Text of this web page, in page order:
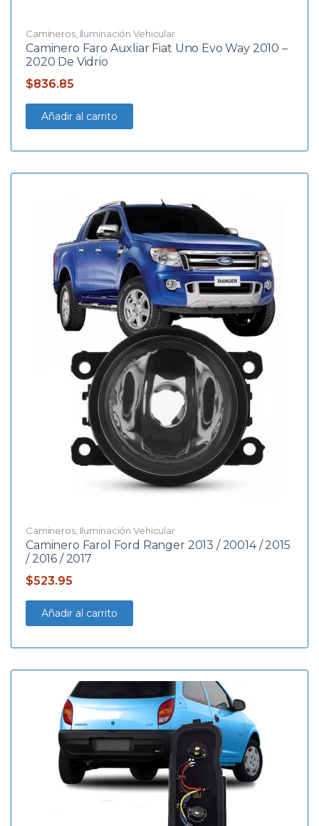
Camineros, Iluminación Vehicular
Caminero Faro Auxliar Fiat Uno Evo Way 2010 –
2020 De Vidrio
$836.85
Añadir al carrito
Camineros, Iluminación Vehicular
Caminero Farol Ford Ranger 2013 / 20014 / 2015
/ 2016 / 2017
$523.95
Añadir al carrito